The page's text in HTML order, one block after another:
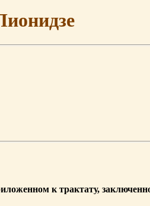
к трактату,